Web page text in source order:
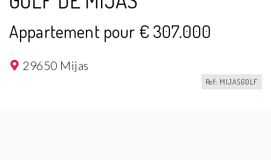
Appartement pour € 307.000
29650 Mijas
Ref: MIJASGOLF